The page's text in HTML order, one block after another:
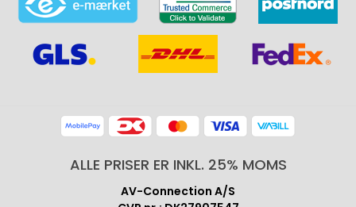
ALLE PRISER ER INKL. 25% MOMS
AV-Connection A/S